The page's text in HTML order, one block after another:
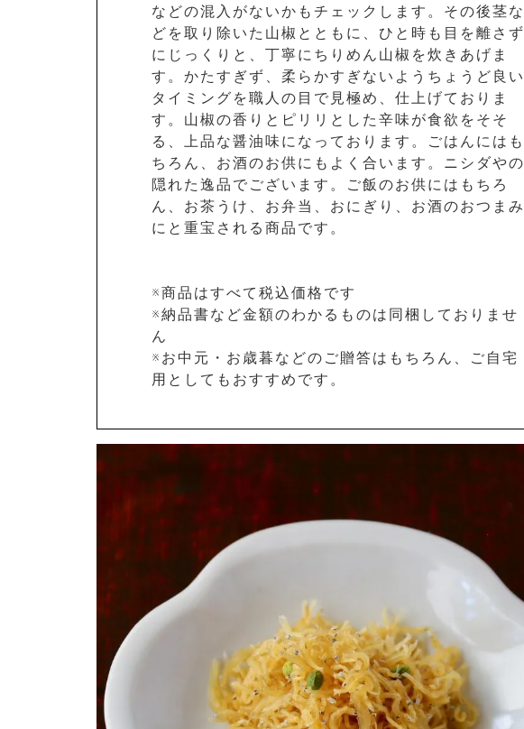
などの混入がないかもチェックします。その後茎な
どを取り除いた山椒とともに、ひと時も目を離さず
にじっくりと、丁寧にちりめん山椒を炊きあげま
す。かたすぎず、柔らかすぎないようちょうど良い
タイミングを職人の目で見極め、仕上げておりま
す。山椒の香りとピリリとした辛味が食欲をそそ
る、上品な醤油味になっております。ごはんにはも
ちろん、お酒のお供にもよく合います。ニシダやの
隠れた逸品でございます。ご飯のお供にはもちろ
ん、お茶うけ、お弁当、おにぎり、お酒のおつまみ
にと重宝される商品です。
※商品はすべて税込価格です
※納品書など金額のわかるものは同梱しておりませ
ん
※お中元・お歳暮などのご贈答はもちろん、ご自宅
用としてもおすすめです。